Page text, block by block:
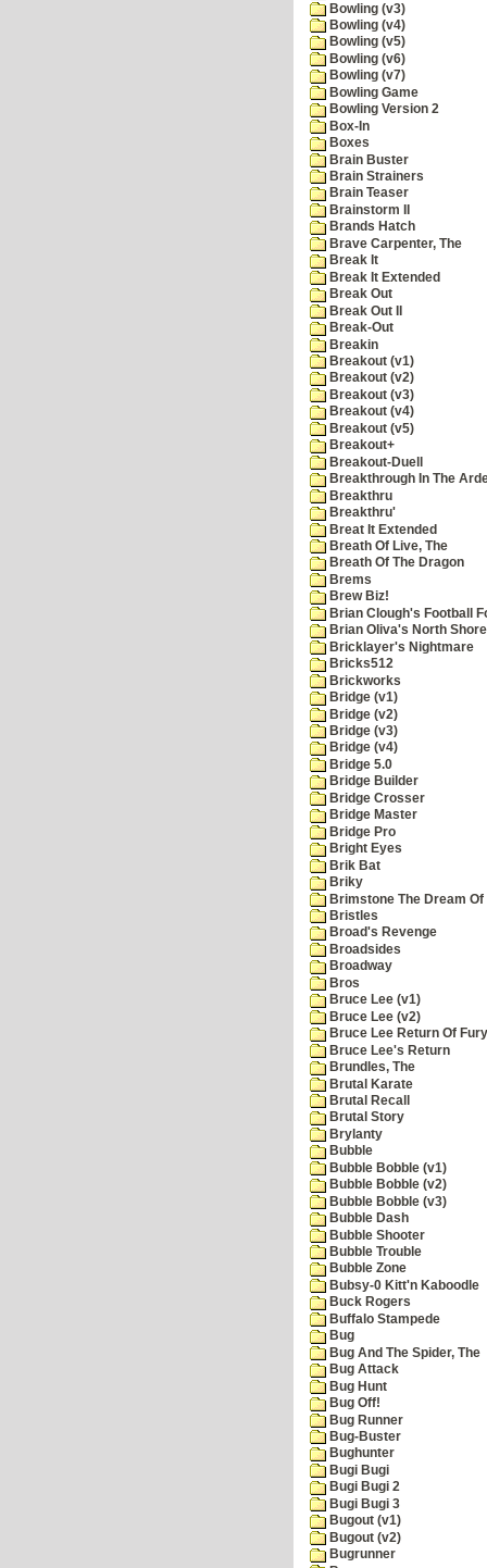
Bowling (v3)
Bowling (v4)
Bowling (v5)
Bowling (v6)
Bowling (v7)
Bowling Game
Bowling Version 2
Box-In
Boxes
Brain Buster
Brain Strainers
Brain Teaser
Brainstorm II
Brands Hatch
Brave Carpenter, The
Break It
Break It Extended
Break Out
Break Out II
Break-Out
Breakin
Breakout (v1)
Breakout (v2)
Breakout (v3)
Breakout (v4)
Breakout (v5)
Breakout+
Breakout-Duell
Breakthrough In The
Breakthru
Breakthru'
Breat It Extended
Breath Of Live, The
Breath Of The Dragon
Brems
Brew Biz!
Brian Clough's Football
Brian Oliva's North
Bricklayer's Nightmare
Bricks512
Brickworks
Bridge (v1)
Bridge (v2)
Bridge (v3)
Bridge (v4)
Bridge 5.0
Bridge Builder
Bridge Crosser
Bridge Master
Bridge Pro
Bright Eyes
Brik Bat
Briky
Brimstone The Dream Of
Bristles
Broad's Revenge
Broadsides
Broadway
Bros
Bruce Lee (v1)
Bruce Lee (v2)
Bruce Lee Return Of Fury
Bruce Lee's Return
Brundles, The
Brutal Karate
Brutal Recall
Brutal Story
Brylanty
Bubble
Bubble Bobble (v1)
Bubble Bobble (v2)
Bubble Bobble (v3)
Bubble Dash
Bubble Shooter
Bubble Trouble
Bubble Zone
Bubsy-0 Kitt'n Kaboodle
Buck Rogers
Buffalo Stampede
Bug
Bug And The Spider, The
Bug Attack
Bug Hunt
Bug Off!
Bug Runner
Bug-Buster
Bughunter
Bugi Bugi
Bugi Bugi 2
Bugi Bugi 3
Bugout (v1)
Bugout (v2)
Bugrunner